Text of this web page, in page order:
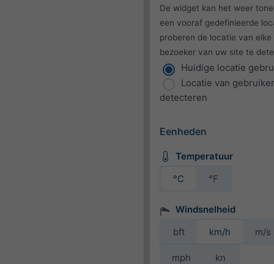
De widget kan het weer
een vooraf gedefinieerde
proberen de locatie van elke
bezoeker van uw site te
Huidige locatie
Locatie van gebruiker
detecteren
Eenheden
Temperatuur
°C
°F
Windsnelheid
bft
km/h m/s
mph kn